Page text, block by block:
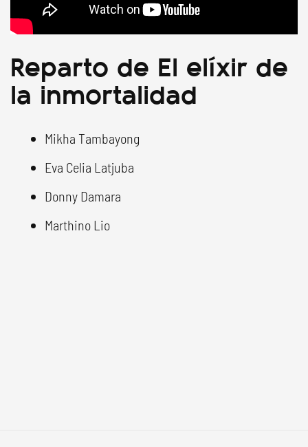
Reparto de El elíxir de
la inmortalidad
Mikha Tambayong
Eva Celia Latjuba
Donny Damara
Marthino Lio